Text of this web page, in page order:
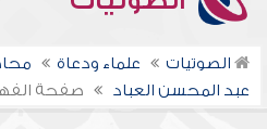
الصوتيات علماء ودعاة
عبد المحسن العباد
صفحة